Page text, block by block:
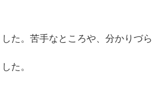
た。苦手なところや、分かりづら
た。